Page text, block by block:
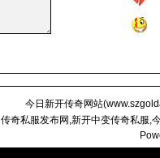
今日新开传奇网站(
传奇私服发布网,新开中变传奇私服,